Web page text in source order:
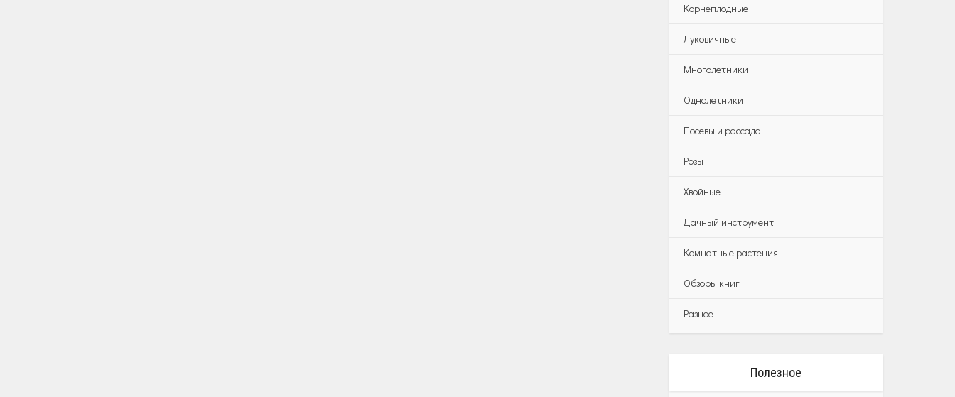
Корнеплодные
Луковичные
Многолетники
Однолетники
Посевы и рассада
Розы
Хвойные
Дачный инструмент
Комнатные растения
Обзоры книг
Разное
Полезное